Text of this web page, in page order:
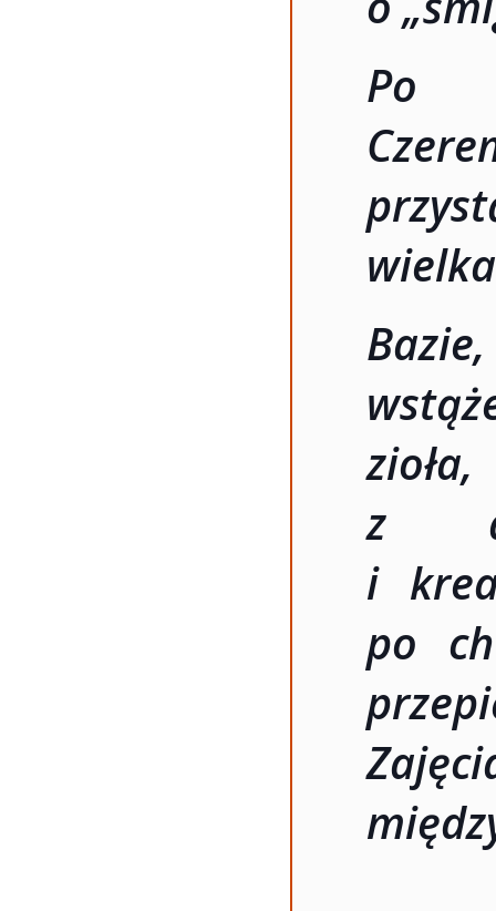
Po
z
i
po